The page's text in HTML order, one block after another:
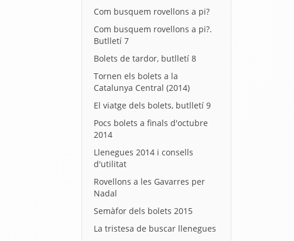
Com busquem rovellons a pi?
Com busquem rovellons a pi?.
Butlletí 7
Bolets de tardor, butlletí 8
Tornen els bolets a la
Catalunya Central (2014)
El viatge dels bolets, butlletí 9
Pocs bolets a finals d'octubre
2014
Llenegues 2014 i consells
d'utilitat
Rovellons a les Gavarres per
Nadal
Semàfor dels bolets 2015
La tristesa de buscar llenegues